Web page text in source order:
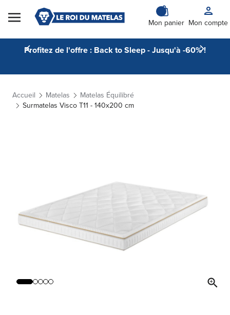
Skip to Content
Mon panier Mon compte
Profitez de l'offre : Back to Sleep - Jusqu'à -60% !
Accueil Matelas
Matelas Équilibré
Surmatelas Visco T11 - 140x200 cm